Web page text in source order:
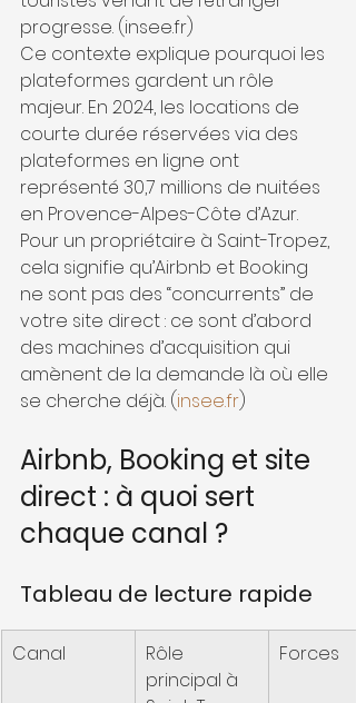
progresse. (insee.fr)
Ce contexte explique pourquoi les
plateformes gardent un rôle
majeur. En 2024, les locations de
courte durée réservées via des
plateformes en ligne ont
représenté 30,7 millions de nuitées
en Provence-Alpes-Côte d’Azur.
Pour un propriétaire à Saint-Tropez,
cela signifie qu’Airbnb et Booking
ne sont pas des “concurrents” de
votre site direct : ce sont d’abord
des machines d’acquisition qui
amènent de la demande là où elle
se cherche déjà. (insee.fr)
Airbnb, Booking et site
direct : à quoi sert
chaque canal ?
Tableau de lecture rapide
Canal
Rôle
principal à
Forces